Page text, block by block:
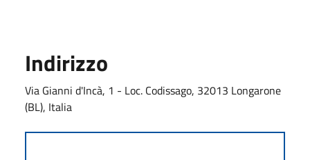
Indirizzo
Via Gianni d'Incà, 1 - Loc. Codissago, 32013 Longarone
(BL), Italia